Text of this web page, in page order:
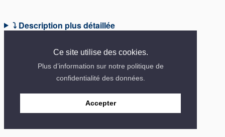
Ce site utilise des cookies.
Plus d’information sur notre politique de
confidentialité des données.
Accepter
⤵ Description plus détaillée
Mentions